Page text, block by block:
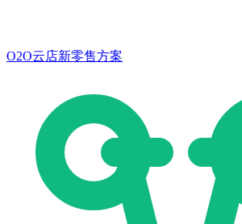
O2O云店新零售方案